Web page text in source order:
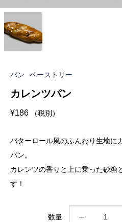
パン ペーストリー
カレンツパン
¥186 （税別）
バターロール風のふんわり生地に
パン。
カレンツの香りと上に乗った砂糖
す！
数量